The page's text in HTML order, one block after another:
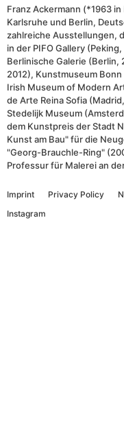
Franz Ackermann (*1963
Karlsruhe und Berlin,
zahlreiche Ausstellungen,
in der PIFO Gallery
Berlinische Galerie (Berlin,
2012), Kunstmuseum
Irish Museum of Modern
de Arte Reina Sofia
Stedelijk Museum
dem Kunstpreis der Stadt
Kunst am Bau" für die
"Georg-Brauchle-Ring"
Professur für Malerei an
Imprint Privacy Policy
Instagram